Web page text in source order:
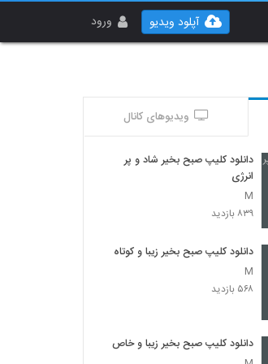
ورود آپلود ویدیو
ویدیوهای کانال
دانلود کلیپ صبح بخیر شاد و پر
انرژی
M
۸۳۹ بازدید
دانلود کلیپ صبح بخیر زیبا و کوتاه
M
۵۶۸ بازدید
دانلود کلیپ صبح بخیر زیبا و خاص